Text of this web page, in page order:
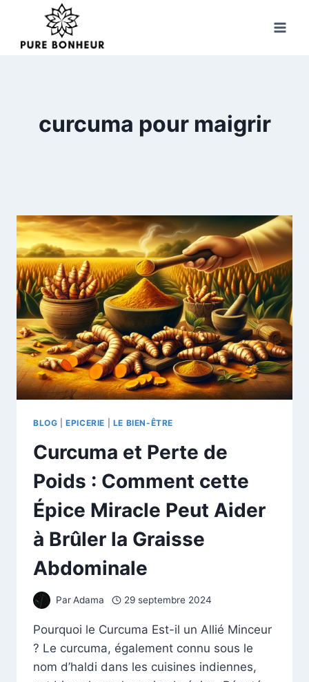
content
curcuma pour maigrir
BLOG |EPICERIE LE BIEN-ÊTRE
Curcuma et Perte de
Poids : Comment cette
Épice Miracle Peut Aider
à Brûler la Graisse
Abdominale
ParAdama 29 septembre 2024
Pourquoi le Curcuma Est-il un Allié Minceur
? Le curcuma, également connu sous le
nom d’haldi dans les cuisines indiennes,